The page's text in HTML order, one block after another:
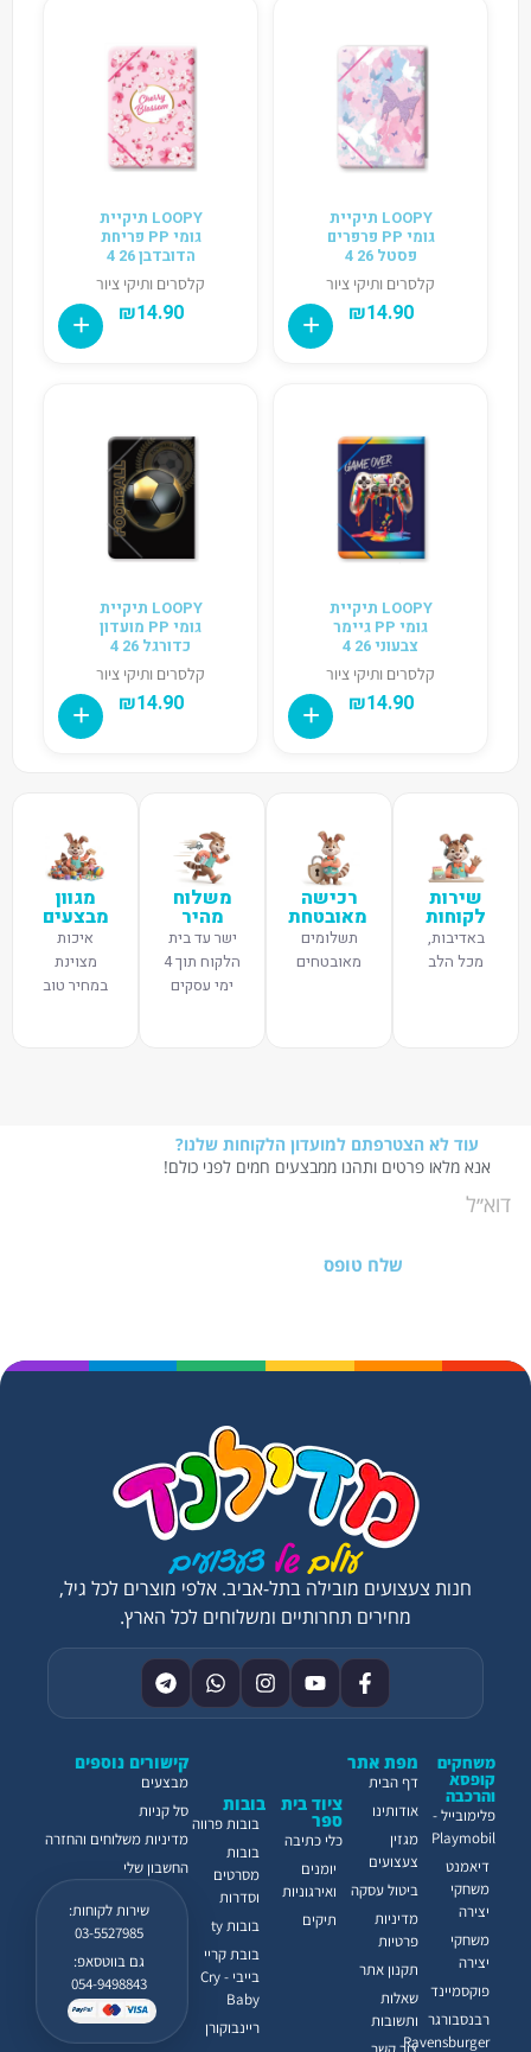
LOOPY תיקיית
גומי PP פרפרים
פסטל 26 4
קלסרים ותיקי ציור
₪14.90
LOOPY תיקיית
גומי PP פריחת
הדובדבן 26 4
קלסרים ותיקי ציור
₪14.90
LOOPY תיקיית
גומי PP גיימר
צבעוני 26 4
קלסרים ותיקי ציור
₪14.90
LOOPY תיקיית
גומי PP מועדון
כדורגל 26 4
קלסרים ותיקי ציור
₪14.90
שירות
לקוחות
באדיבות,
מכל הלב
רכישה
מאובטחת
תשלומים
מאובטחים
משלוח
מהיר
ישר עד בית
הלקוח תוך 4
ימי עסקים
מגוון
מבצעים
איכות
מצוינת
במחיר טוב
עוד לא הצטרפתם למועדון הלקוחות שלנו?
אנא מלאו פרטים ותהנו ממבצעים חמים לפני כולם!
שלח טופס
קישורים נוספים
מבצעים
סל קניות
מדיניות משלוחים והחזרה
החשבון שלי
שירות לקוחות:
03-5527985
גם בווטסאפ:
054-9498843
ציוד בית
ספר
כלי כתיבה
יומנים
ואירגוניות
תיקים
בובות
בובות פרווה
בובות
מסרטים
וסדרות
בובות ty
בובת קריי
בייבי - Cry
Baby
ריינבוקורן
משחקים
קופסא
והרכבה
פלימובייל -
Playmobil
דיאמנט
משחקי
יצירה
משחקי
יצירה
פוקסמיינד
רבנסבורגר
Ravensburger
מפת אתר
דף הבית
אודותינו
מגזין
צעצועים
ביטול עסקה
מדיניות
פרטיות
תקנון אתר
שאלות
ותשובות
חנות צעצועים מובילה בתל-אביב. אלפי מוצרים לכל גיל,
מחירים תחרותיים ומשלוחים לכל הארץ.